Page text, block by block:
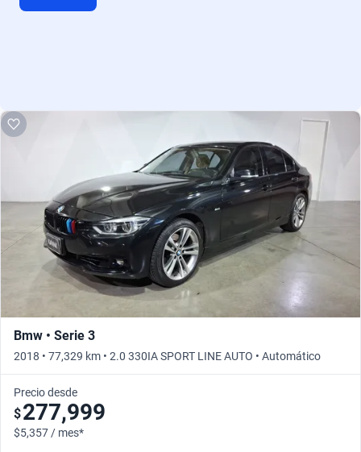
Bmw • Serie 3
2018 • 77,329 km • 2.0 330IA SPORT LINE AUTO • Automático
Precio desde
$277,999
$5,357 / mes*